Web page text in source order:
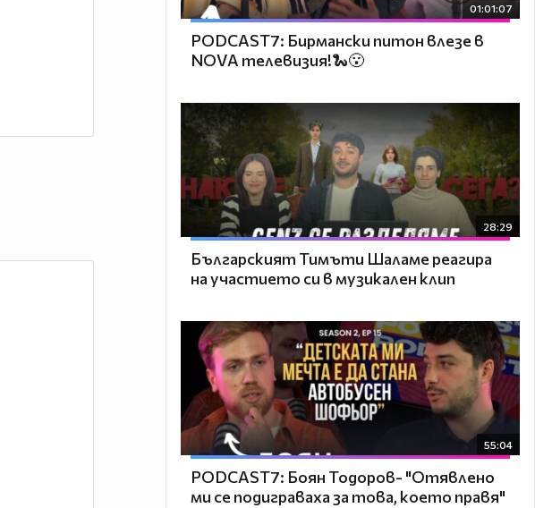
01:01:07
PODCAST7: Бирмански питон влезе в
NOVA телевизия!🐍😮
28:29
Българският Тимъти Шаламе реагира
на участието си в музикален клип
55:04
PODCAST7: ‪Боян Тодоров- "Отявлено
ми се подиграваха за това, което правя"